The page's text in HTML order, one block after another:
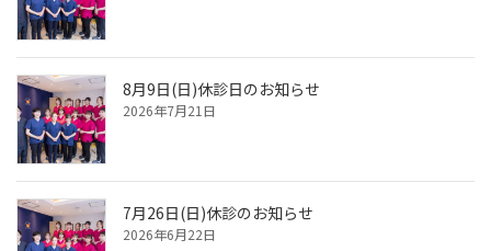
8月9日(日)休診日のお知らせ
2026年7月21日
7月26日(日)休診のお知らせ
2026年6月22日